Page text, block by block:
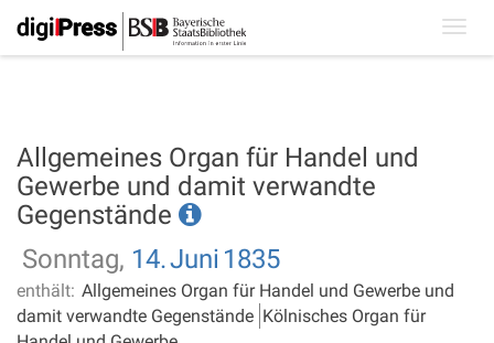
Allgemeines Organ für Handel und
Gewerbe und damit verwandte
Gegenstände
Sonntag, 14.Juni 1835
enthält: Allgemeines Organ für Handel und Gewerbe und
damit verwandte Gegenstände Kölnisches Organ für